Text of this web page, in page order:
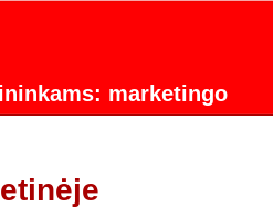
marketingo